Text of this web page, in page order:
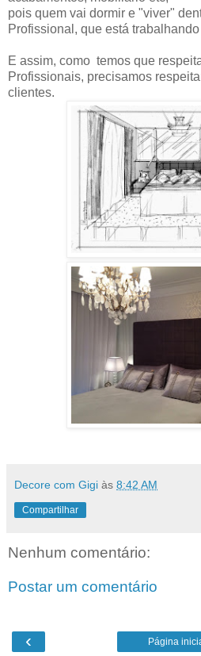
pois quem vai dormir e "viver"
Profissional, que está
E assim, como temos que
Profissionais, precisamos
clientes.
Decore com Gigi às 8:42 AM
Compartilhar
Nenhum comentário:
Postar um comentário
‹ Página